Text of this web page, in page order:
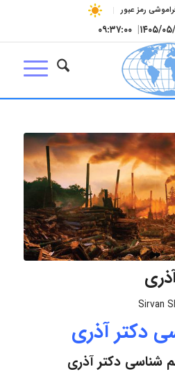
رمز عبور
۰۵/۱۵| ۰۹:۳۷:۰۰
Sirvan
دکتر آذری
شناسی دکتر آذری